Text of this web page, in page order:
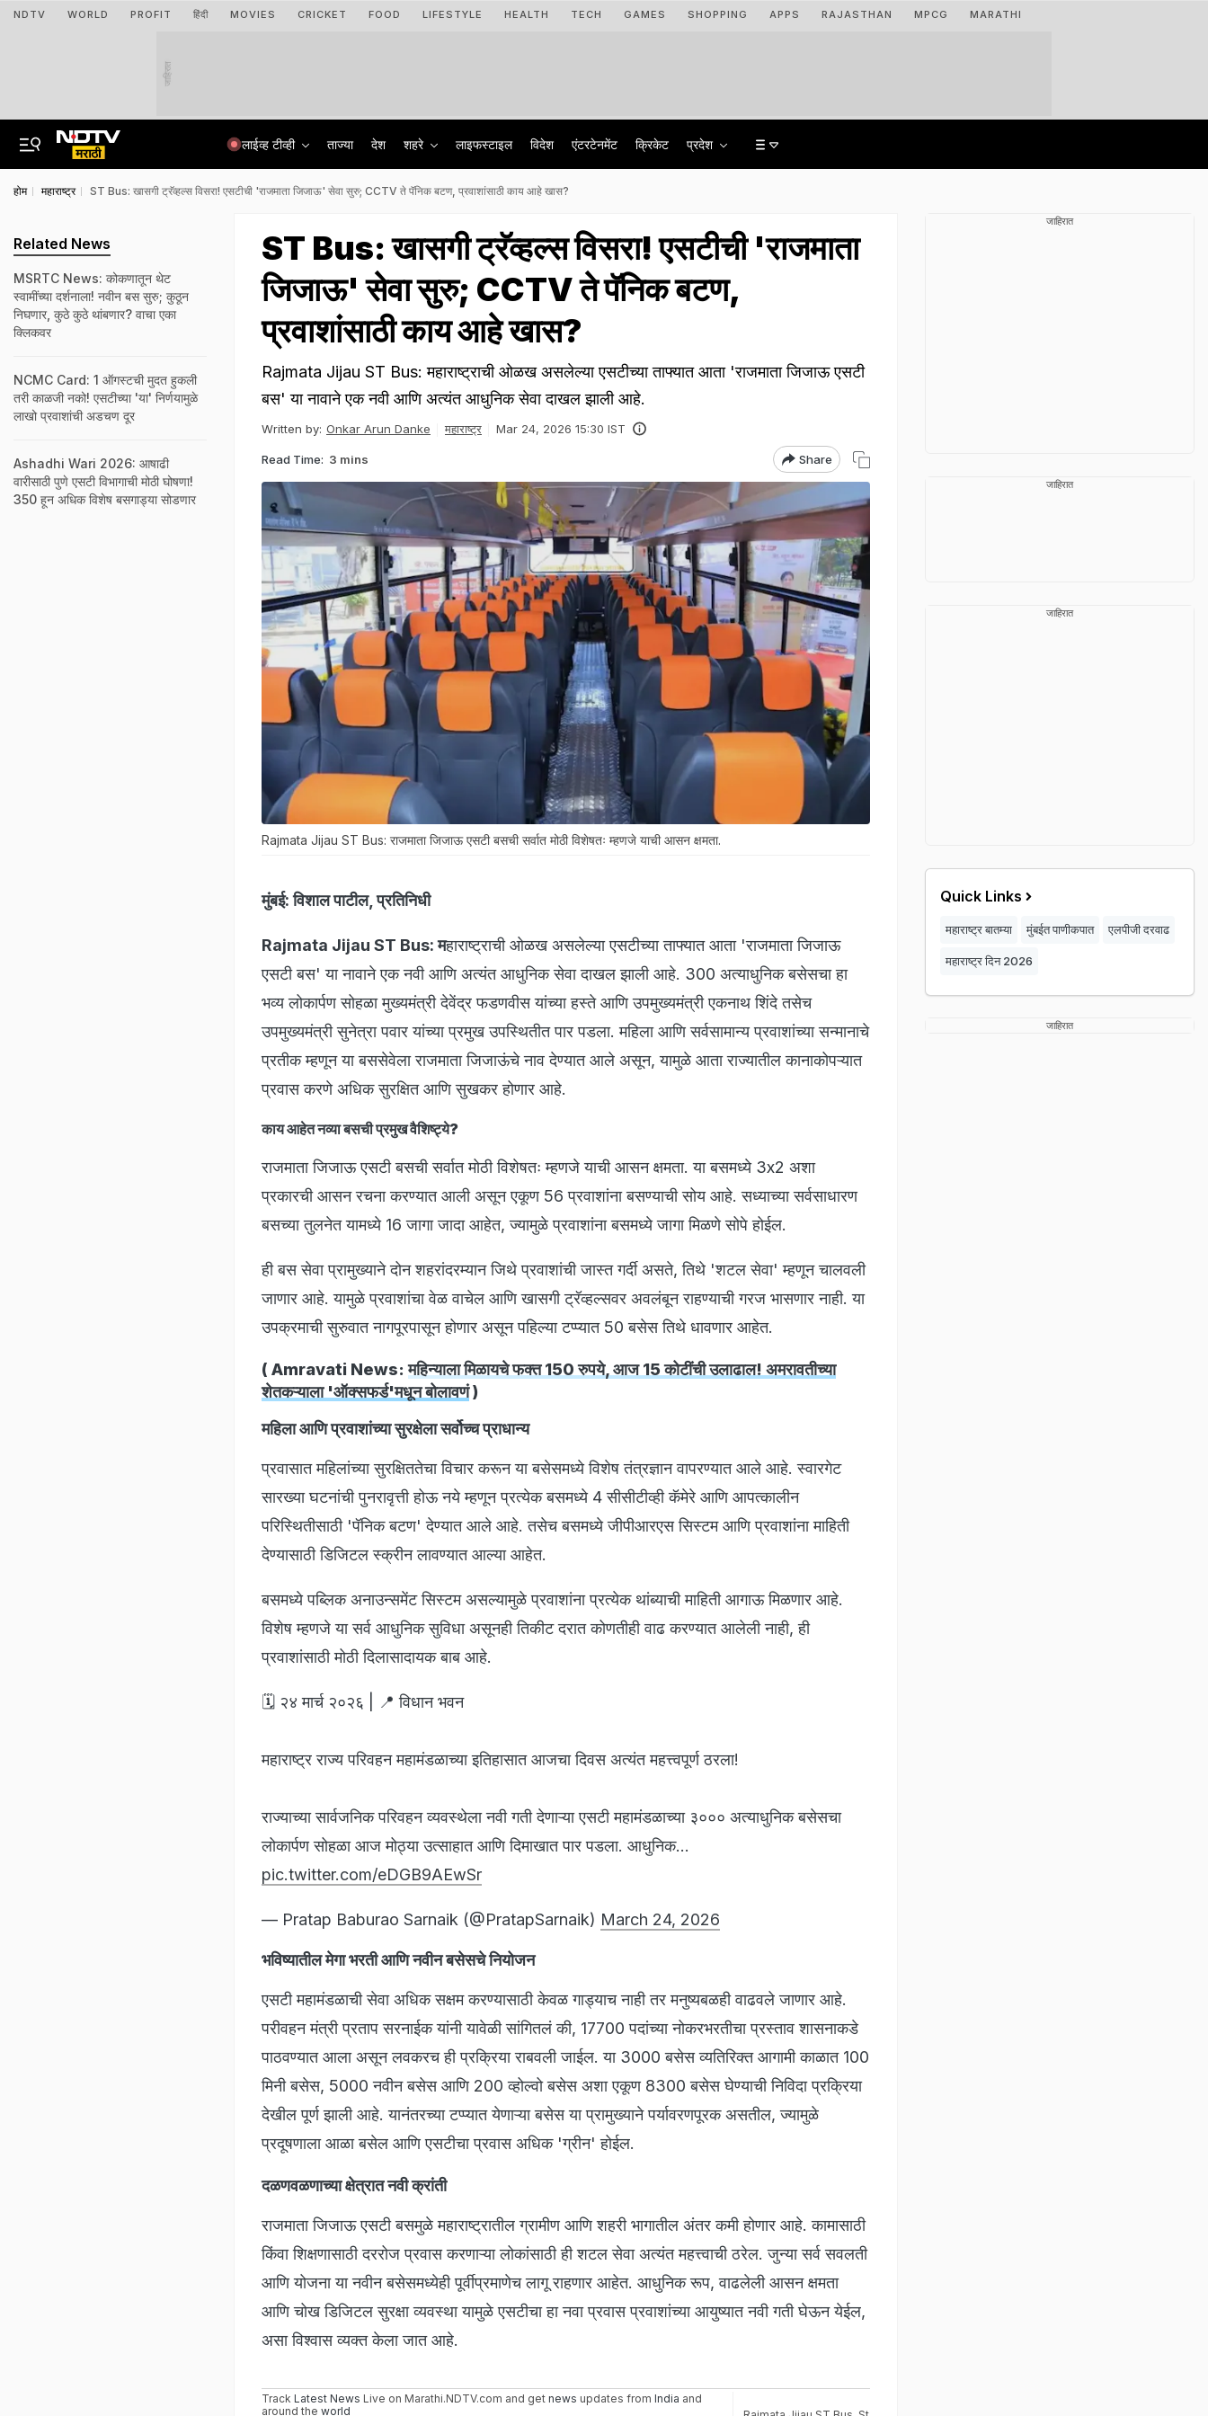
NDTV WORLD PROFIT हिंदी MOVIES CRICKET FOOD LIFESTYLE HEALTH TECH GAMES SHOPPING APPS RAJASTHAN MPCG MARATHI
जाहिरात
लाईव्ह टीव्ही ताज्या देश शहरे लाइफस्टाइल विदेश एंटरटेनमेंट क्रिकेट प्रदेश
होम महाराष्ट्र ST Bus: खासगी ट्रॅव्हल्स विसरा! एसटीची 'राजमाता जिजाऊ' सेवा सुरु; CCTV ते पॅनिक बटण, प्रवाशांसाठी काय आहे खास?
ST Bus: खासगी ट्रॅव्हल्स विसरा! एसटीची 'राजमाता
जिजाऊ' सेवा सुरु; CCTV ते पॅनिक बटण,
प्रवाशांसाठी काय आहे खास?
Rajmata Jijau ST Bus: महाराष्ट्राची ओळख असलेल्या एसटीच्या ताफ्यात आता 'राजमाता जिजाऊ एसटी
बस' या नावाने एक नवी आणि अत्यंत आधुनिक सेवा दाखल झाली आहे.
Written by: Onkar Arun Danke महाराष्ट्र Mar 24, 2026 15:30 IST
Read Time: 3 mins Share
Rajmata Jijau ST Bus: राजमाता जिजाऊ एसटी बसची सर्वात मोठी विशेषतः म्हणजे याची आसन क्षमता.
मुंबई: विशाल पाटील, प्रतिनिधी
Rajmata Jijau ST Bus: महाराष्ट्राची ओळख असलेल्या एसटीच्या ताफ्यात आता 'राजमाता जिजाऊ
एसटी बस' या नावाने एक नवी आणि अत्यंत आधुनिक सेवा दाखल झाली आहे. 300 अत्याधुनिक बसेसचा हा
भव्य लोकार्पण सोहळा मुख्यमंत्री देवेंद्र फडणवीस यांच्या हस्ते आणि उपमुख्यमंत्री एकनाथ शिंदे तसेच
उपमुख्यमंत्री सुनेत्रा पवार यांच्या प्रमुख उपस्थितीत पार पडला. महिला आणि सर्वसामान्य प्रवाशांच्या सन्मानाचे
प्रतीक म्हणून या बससेवेला राजमाता जिजाऊंचे नाव देण्यात आले असून, यामुळे आता राज्यातील कानाकोपऱ्यात
प्रवास करणे अधिक सुरक्षित आणि सुखकर होणार आहे.
काय आहेत नव्या बसची प्रमुख वैशिष्ट्ये?
राजमाता जिजाऊ एसटी बसची सर्वात मोठी विशेषतः म्हणजे याची आसन क्षमता. या बसमध्ये 3x2 अशा
प्रकारची आसन रचना करण्यात आली असून एकूण 56 प्रवाशांना बसण्याची सोय आहे. सध्याच्या सर्वसाधारण
बसच्या तुलनेत यामध्ये 16 जागा जादा आहेत, ज्यामुळे प्रवाशांना बसमध्ये जागा मिळणे सोपे होईल.
ही बस सेवा प्रामुख्याने दोन शहरांदरम्यान जिथे प्रवाशांची जास्त गर्दी असते, तिथे 'शटल सेवा' म्हणून चालवली
जाणार आहे. यामुळे प्रवाशांचा वेळ वाचेल आणि खासगी ट्रॅव्हल्सवर अवलंबून राहण्याची गरज भासणार नाही. या
उपक्रमाची सुरुवात नागपूरपासून होणार असून पहिल्या टप्प्यात 50 बसेस तिथे धावणार आहेत.
( Amravati News:महिन्याला मिळायचे फक्त 150 रुपये, आज 15 कोटींची उलाढाल! अमरावतीच्या
शेतकऱ्याला 'ऑक्सफर्ड'मधून बोलावणं)
महिला आणि प्रवाशांच्या सुरक्षेला सर्वोच्च प्राधान्य
प्रवासात महिलांच्या सुरक्षिततेचा विचार करून या बसेसमध्ये विशेष तंत्रज्ञान वापरण्यात आले आहे. स्वारगेट
सारख्या घटनांची पुनरावृत्ती होऊ नये म्हणून प्रत्येक बसमध्ये 4 सीसीटीव्ही कॅमेरे आणि आपत्कालीन
परिस्थितीसाठी 'पॅनिक बटण' देण्यात आले आहे. तसेच बसमध्ये जीपीआरएस सिस्टम आणि प्रवाशांना माहिती
देण्यासाठी डिजिटल स्क्रीन लावण्यात आल्या आहेत.
बसमध्ये पब्लिक अनाउन्समेंट सिस्टम असल्यामुळे प्रवाशांना प्रत्येक थांब्याची माहिती आगाऊ मिळणार आहे.
विशेष म्हणजे या सर्व आधुनिक सुविधा असूनही तिकीट दरात कोणतीही वाढ करण्यात आलेली नाही, ही
प्रवाशांसाठी मोठी दिलासादायक बाब आहे.
🗓️ २४ मार्च २०२६ | 📍 विधान भवन
महाराष्ट्र राज्य परिवहन महामंडळाच्या इतिहासात आजचा दिवस अत्यंत महत्त्वपूर्ण ठरला!
राज्याच्या सार्वजनिक परिवहन व्यवस्थेला नवी गती देणाऱ्या एसटी महामंडळाच्या ३००० अत्याधुनिक बसेसचा
लोकार्पण सोहळा आज मोठ्या उत्साहात आणि दिमाखात पार पडला. आधुनिक…
pic.twitter.com/eDGB9AEwSr
— Pratap Baburao Sarnaik (@PratapSarnaik) March 24, 2026
भविष्यातील मेगा भरती आणि नवीन बसेसचे नियोजन
एसटी महामंडळाची सेवा अधिक सक्षम करण्यासाठी केवळ गाड्याच नाही तर मनुष्यबळही वाढवले जाणार आहे.
परीवहन मंत्री प्रताप सरनाईक यांनी यावेळी सांगितलं की, 17700 पदांच्या नोकरभरतीचा प्रस्ताव शासनाकडे
पाठवण्यात आला असून लवकरच ही प्रक्रिया राबवली जाईल. या 3000 बसेस व्यतिरिक्त आगामी काळात 100
मिनी बसेस, 5000 नवीन बसेस आणि 200 व्होल्वो बसेस अशा एकूण 8300 बसेस घेण्याची निविदा प्रक्रिया
देखील पूर्ण झाली आहे. यानंतरच्या टप्प्यात येणाऱ्या बसेस या प्रामुख्याने पर्यावरणपूरक असतील, ज्यामुळे
प्रदूषणाला आळा बसेल आणि एसटीचा प्रवास अधिक 'ग्रीन' होईल.
दळणवळणाच्या क्षेत्रात नवी क्रांती
राजमाता जिजाऊ एसटी बसमुळे महाराष्ट्रातील ग्रामीण आणि शहरी भागातील अंतर कमी होणार आहे. कामासाठी
किंवा शिक्षणासाठी दररोज प्रवास करणाऱ्या लोकांसाठी ही शटल सेवा अत्यंत महत्त्वाची ठरेल. जुन्या सर्व सवलती
आणि योजना या नवीन बसेसमध्येही पूर्वीप्रमाणेच लागू राहणार आहेत. आधुनिक रूप, वाढलेली आसन क्षमता
आणि चोख डिजिटल सुरक्षा व्यवस्था यामुळे एसटीचा हा नवा प्रवास प्रवाशांच्या आयुष्यात नवी गती घेऊन येईल,
असा विश्वास व्यक्त केला जात आहे.
Track Latest News Live on Marathi.NDTV.com and get news updates from India and
around the world
Related News
MSRTC News: कोकणातून थेट
स्वामींच्या दर्शनाला! नवीन बस सुरु; कुठून
निघणार, कुठे कुठे थांबणार? वाचा एका
क्लिकवर
NCMC Card: 1 ऑगस्टची मुदत हुकली
तरी काळजी नको! एसटीच्या 'या' निर्णयामुळे
लाखो प्रवाशांची अडचण दूर
Ashadhi Wari 2026: आषाढी
वारीसाठी पुणे एसटी विभागाची मोठी घोषणा!
350 हून अधिक विशेष बसगाड्या सोडणार
जाहिरात
जाहिरात
जाहिरात
Quick Links
महाराष्ट्र बातम्या मुंबईत पाणीकपात एलपीजी दरवाढ
महाराष्ट्र दिन 2026
जाहिरात